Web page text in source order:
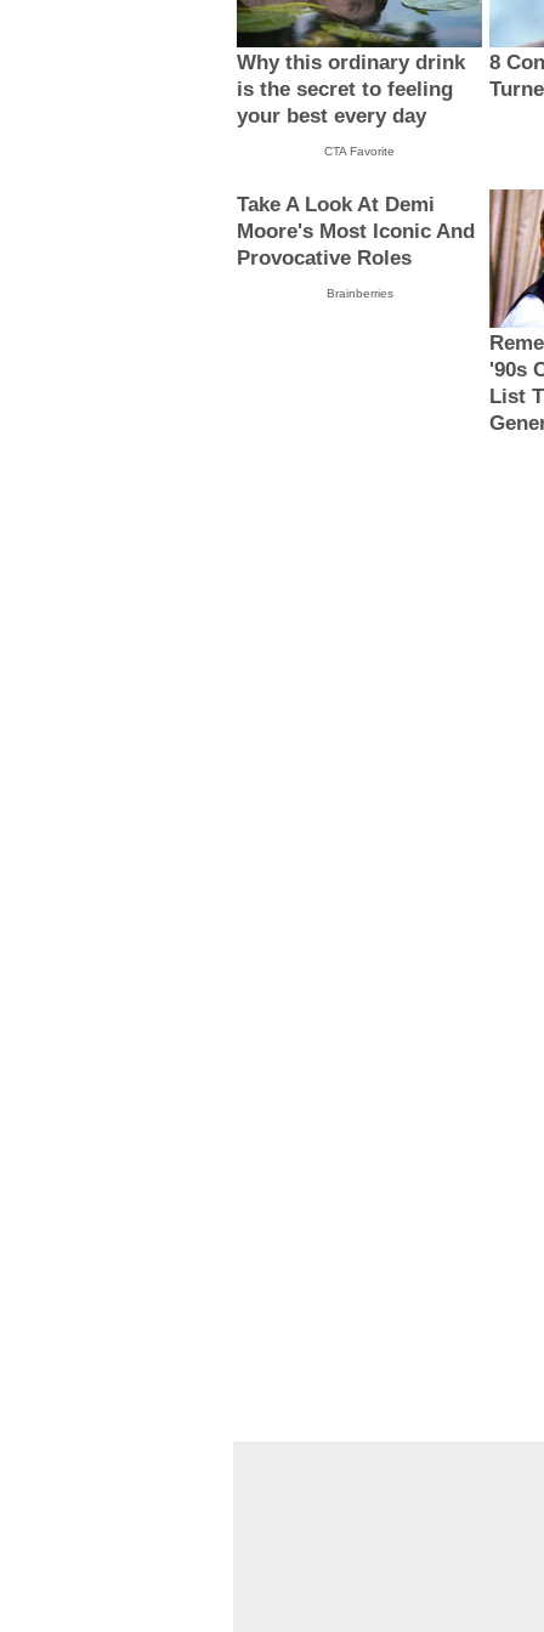
Why this ordinary drink
is the secret to feeling
your best every day
CTA Favorite
8
Take A Look At Demi
Moore's Most Iconic And
Provocative Roles
Brainberries
'90s
List